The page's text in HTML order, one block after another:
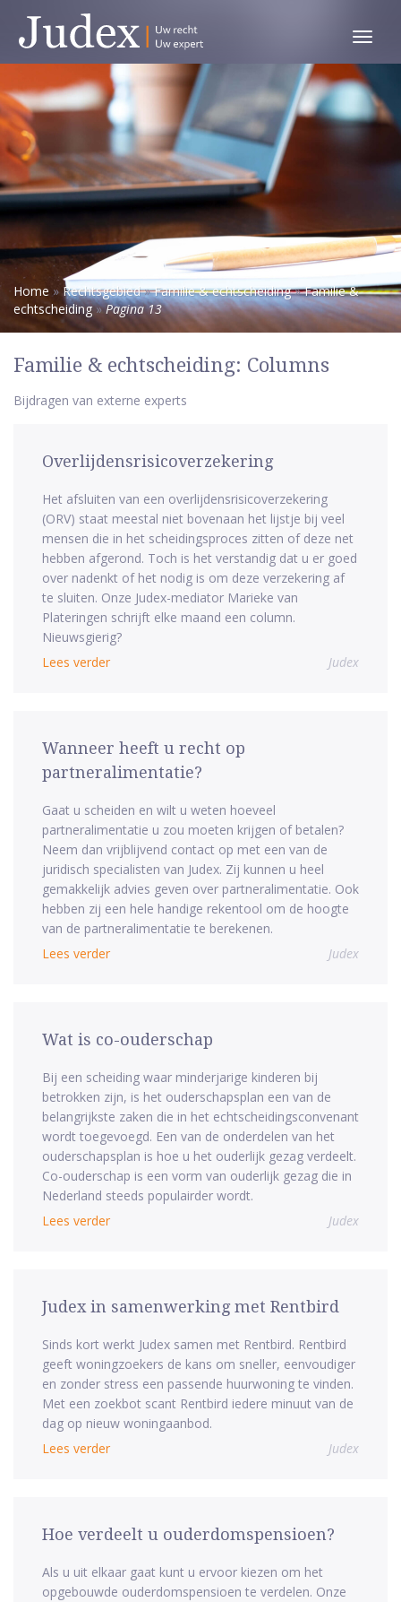
Toggle
Home »Rechtsgebied»Familie & echtscheiding»Familie &
echtscheiding»Pagina 13
Familie & echtscheiding: Columns
Bijdragen van externe experts
Overlijdensrisicoverzekering
Het afsluiten van een overlijdensrisicoverzekering
(ORV) staat meestal niet bovenaan het lijstje bij veel
mensen die in het scheidingsproces zitten of deze net
hebben afgerond. Toch is het verstandig dat u er goed
over nadenkt of het nodig is om deze verzekering af
te sluiten. Onze Judex-mediator Marieke van
Plateringen schrijft elke maand een column.
Nieuwsgierig?
Lees verder
Judex
Wanneer heeft u recht op
partneralimentatie?
Gaat u scheiden en wilt u weten hoeveel
partneralimentatie u zou moeten krijgen of betalen?
Neem dan vrijblijvend contact op met een van de
juridisch specialisten van Judex. Zij kunnen u heel
gemakkelijk advies geven over partneralimentatie. Ook
hebben zij een hele handige rekentool om de hoogte
van de partneralimentatie te berekenen.
Lees verder
Judex
Wat is co-ouderschap
Bij een scheiding waar minderjarige kinderen bij
betrokken zijn, is het ouderschapsplan een van de
belangrijkste zaken die in het echtscheidingsconvenant
wordt toegevoegd. Een van de onderdelen van het
ouderschapsplan is hoe u het ouderlijk gezag verdeelt.
Co-ouderschap is een vorm van ouderlijk gezag die in
Nederland steeds populairder wordt.
Lees verder
Judex
Judex in samenwerking met Rentbird
Sinds kort werkt Judex samen met Rentbird. Rentbird
geeft woningzoekers de kans om sneller, eenvoudiger
en zonder stress een passende huurwoning te vinden.
Met een zoekbot scant Rentbird iedere minuut van de
dag op nieuw woningaanbod.
Lees verder
Judex
Hoe verdeelt u ouderdomspensioen?
Als u uit elkaar gaat kunt u ervoor kiezen om het
opgebouwde ouderdomspensioen te verdelen. Onze